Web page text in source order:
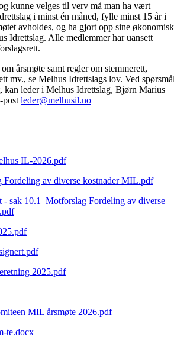
kunne velges til verv må man ha vært
i minst én måned, fylle minst 15 år i
avholdes, og ha gjort opp sine
Idrettslag. Alle medlemmer har uansett
årsmøte samt regler om stemmerett,
mv., se Melhus Idrettslags lov. Ved
kan leder i Melhus Idrettslag, Bjørn Marius
post leder@melhusil.no
IL-2026.pdf
Fordeling av diverse kostnader MIL.pdf
- sak 10.1_Motforslag Fordeling av diverse
2025.pdf
MIL årsmøte 2026.pdf
te.docx